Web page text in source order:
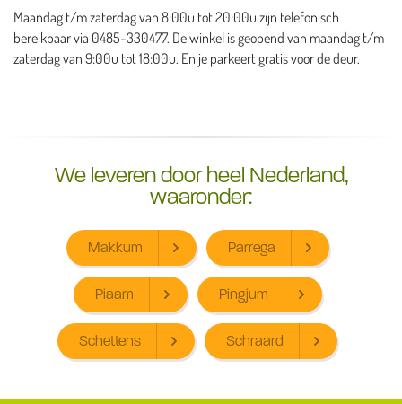
Maandag t/m zaterdag van 8:00u tot 20:00u zijn telefonisch
bereikbaar via 0485-330477. De winkel is geopend van maandag t/m
zaterdag van 9:00u tot 18:00u. En je parkeert gratis voor de deur.
We leveren door heel Nederland,
waaronder:
Makkum Parrega
Piaam Pingjum
Schettens Schraard